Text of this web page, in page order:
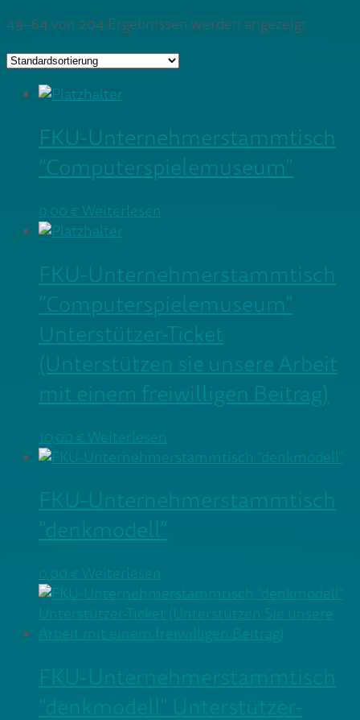
49–64 von 204 Ergebnissen werden angezeigt
FKU-Unternehmerstammtisch
“Computerspielemuseum”
0,00 € Weiterlesen
FKU-Unternehmerstammtisch
“Computerspielemuseum”
Unterstützer-Ticket
(Unterstützen sie unsere Arbeit
mit einem freiwilligen Beitrag)
10,00 € Weiterlesen
FKU-Unternehmerstammtisch
“denkmodell”
0,00€Weiterlesen
FKU-Unternehmerstammtisch
“denkmodell” Unterstützer-